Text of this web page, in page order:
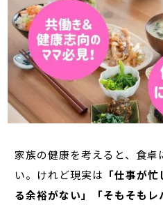
家族の健康を考えると、食
い。けれど現実は 「仕事が
る余裕がない」「そもそもレ